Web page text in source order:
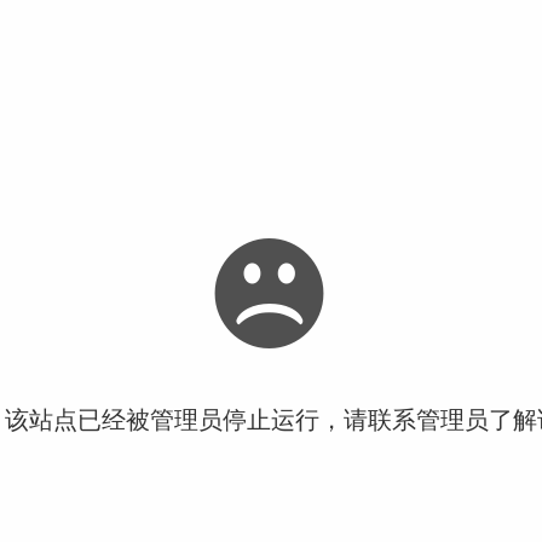
站点已经被管理员停止运行，请联系管理员了